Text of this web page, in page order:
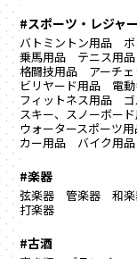
#スポーツ・レジャー
バトミントン用品
乗馬用品
テニス用品
格闘技用品
アーチ
ビリヤード用品
電
フィットネス用品
スキー、スノーボー
ウォータースポーツ
カー用品
バイク用品
#楽器
弦楽器 管楽器 和
打楽器
#古酒